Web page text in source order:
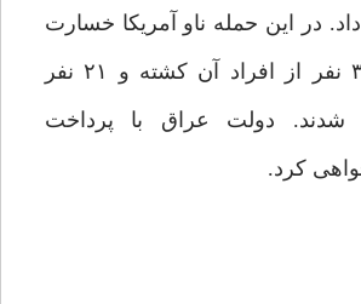
در این حمله ناو آمریکا خسارت
جدی دید و ۳۷ نفر از افراد آن کشته و ۲۱ نفر
شدند. دولت عراق با پرداخت
کرد.